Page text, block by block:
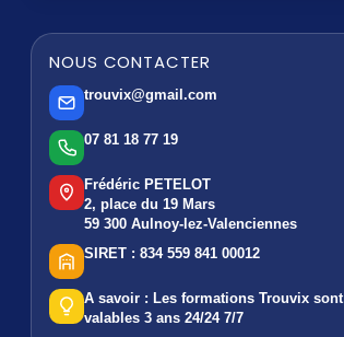
NOUS CONTACTER
trouvix@gmail.com
07 81 18 77 19
Frédéric PETELOT
2, place du 19 Mars
59 300 Aulnoy-lez-Valenciennes
SIRET : 834 559 841 00012
A savoir : Les formations Trouvix sont
valables 3 ans 24/24 7/7